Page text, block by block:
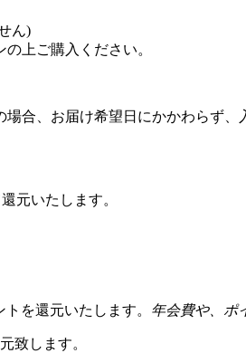
ん)
上ご購入ください。
、お届け希望日にかかわらず、
元いたします。
を還元いたします。 年会費や、ポ
致します。